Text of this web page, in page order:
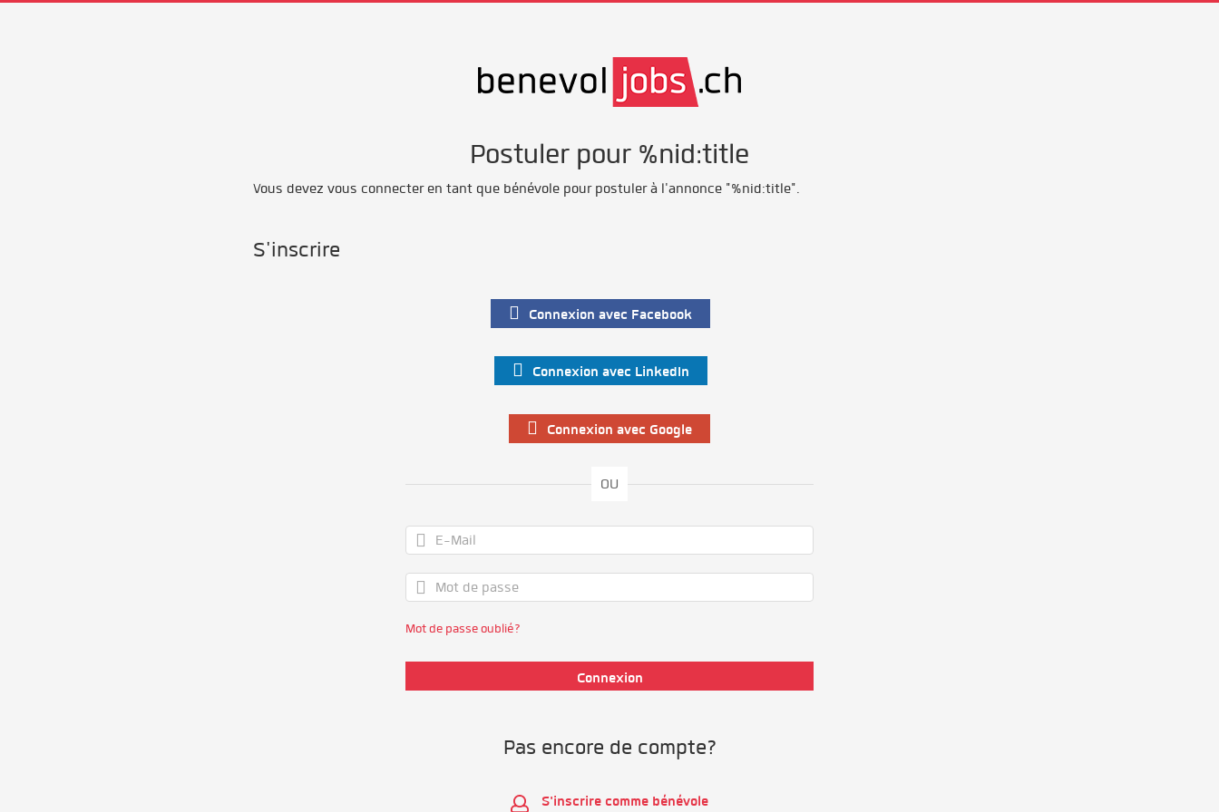
Postuler pour %nid:title
Vous devez vous connecter en tant que bénévole pour postuler à l'annonce "%nid:title".
S'inscrire
Connexion avec Facebook
Connexion avec LinkedIn
Connexion avec Google
OU
Mot de passe oublié?
Pas encore de compte?
S'inscrire comme bénévole